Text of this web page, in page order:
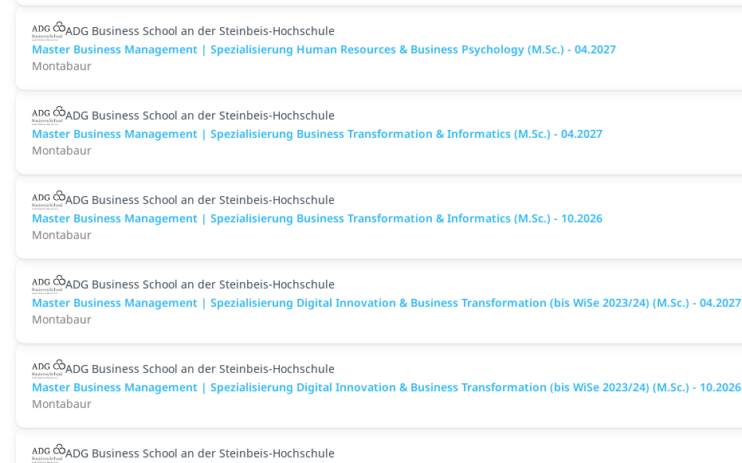
ADG Business School an der Steinbeis-Hochschule
Master Business Management | Spezialisierung Human Resources & Business Psychology (M.Sc.) - 04.2027
Montabaur
ADG Business School an der Steinbeis-Hochschule
Master Business Management | Spezialisierung Business Transformation & Informatics (M.Sc.) - 04.2027
Montabaur
ADG Business School an der Steinbeis-Hochschule
Master Business Management | Spezialisierung Business Transformation & Informatics (M.Sc.) - 10.2026
Montabaur
ADG Business School an der Steinbeis-Hochschule
Master Business Management | Spezialisierung Digital Innovation & Business Transformation (bis WiSe 2023/24) (M.Sc.) - 04.2027
Montabaur
ADG Business School an der Steinbeis-Hochschule
Master Business Management | Spezialisierung Digital Innovation & Business Transformation (bis WiSe 2023/24) (M.Sc.) - 10.2026
Montabaur
ADG Business School an der Steinbeis-Hochschule